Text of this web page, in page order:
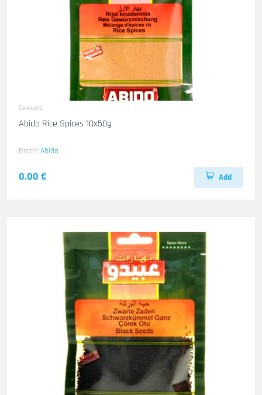
Gewuerz
Abido Rice Spices 10x50g
Brand Abido
0.00 € Add